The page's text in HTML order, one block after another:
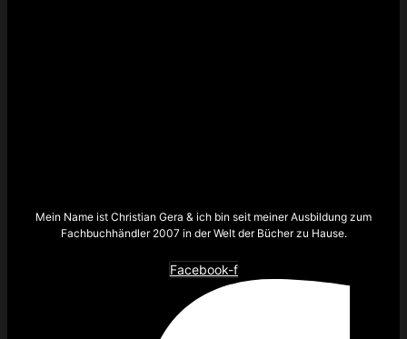
Mein Name ist Christian Gera & ich bin seit meiner Ausbildung zum
Fachbuchhändler 2007 in der Welt der Bücher zu Hause.
Facebook-f